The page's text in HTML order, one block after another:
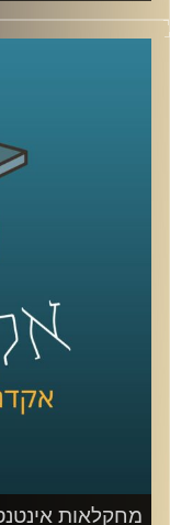
בפרק הקודם
האינטנסיבית,
דינאמית, אורגנית,
נדבר גם על הנדסה
נעמיק באיך
המעבר לחקלאות
חלק ב׳ עם ד"ר
באוניברסיטת
קרדיט תמונות:
מחקלאות